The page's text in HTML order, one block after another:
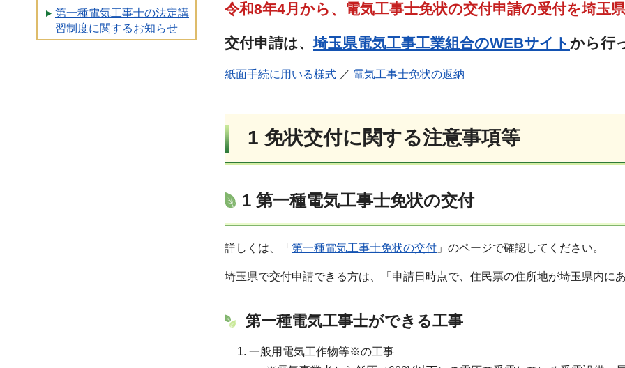
第一種電気工事士の法定講
習制度に関するお知らせ
令和8年4月から、電気工事士免状の交付申請の受付を埼玉
交付申請は、埼玉県電気工事工業組合のWEBサイト から行
紙面手続に用いる様式 ／ 電気工事士免状の返納
1 免状交付に関する注意事項等
1 第一種電気工事士免状の交付
詳しくは、「 第一種電気工事士免状の交付 」のページで確認してください。
埼玉県で交付申請できる方は、「申請日時点で、住民票の住所地が埼玉県内に
第一種電気工事士ができる工事
一般用電気工作物等※の工事